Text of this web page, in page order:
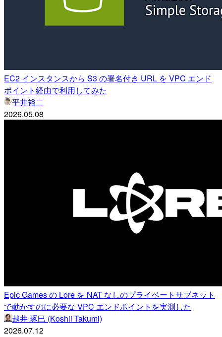
EC2 インスタンスから S3 の署名付き URL を VPC エンド
ポイント経由で利用してみた
平井裕二
2026.05.08
Epic Games の Lore を NAT なしのプライベートサブネット
で動かすのに必要な VPC エンドポイントを実測した
越井 琢巳 (Koshii Takumi)
2026.07.12